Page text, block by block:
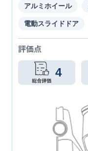
アルミホイール
電動スライドドア
評価点
4